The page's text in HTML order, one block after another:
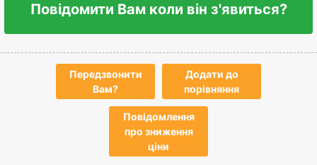
Повідомити Вам коли він з'явиться?
Передзвонити
Вам?
Додати до
порівняння
Повідомлення
про зниження
ціни